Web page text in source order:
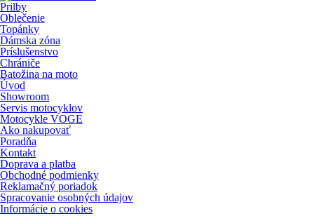
Prilby
Oblečenie
Topánky
Dámska zóna
Príslušenstvo
Chrániče
Batožina na moto
Úvod
Showroom
Servis motocyklov
Motocykle VOGE
Ako nakupovať
Poradňa
Kontakt
Doprava a platba
Obchodné podmienky
Reklamačný poriadok
Spracovanie osobných údajov
Informácie o cookies